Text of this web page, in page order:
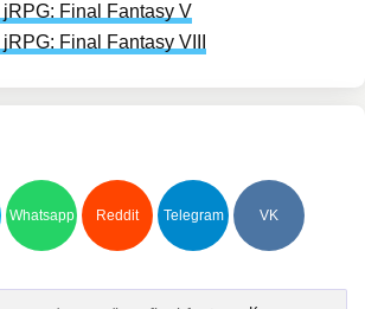
Final Fantasy V
Final Fantasy VIII
Whatsapp Reddit Telegram VK